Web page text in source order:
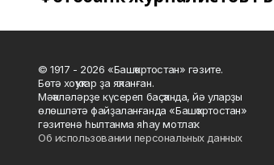
© 1917 - 2026 «Башҡортостан» гәзите.
Бөтә хоҡуҡтар ҙа яҡланған.
Мәҡәләләрҙе күсереп баҫҡанда, йә уларҙы
өлөшләтә файҙаланғанда «Башҡортостан»
гәзитенә һылтанма яһау мотлаҡ.
Об использовании персональных данных